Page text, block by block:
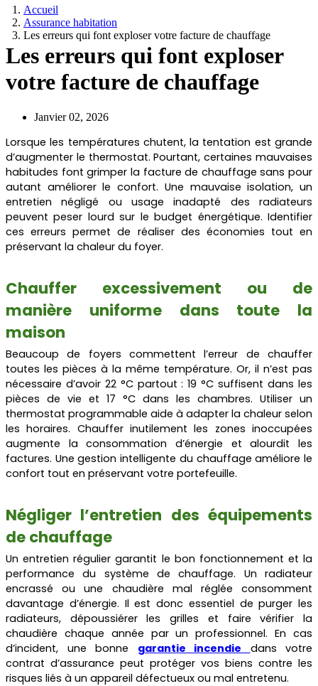
Accueil
Assurance habitation
Les erreurs qui font exploser votre facture de chauffage
Les erreurs qui font exploser
votre facture de chauffage
Janvier 02, 2026
Lorsque les températures chutent, la tentation est grande
d’augmenter le thermostat. Pourtant, certaines mauvaises
habitudes font grimper la facture de chauffage sans pour
autant améliorer le confort. Une mauvaise isolation, un
entretien négligé ou usage inadapté des radiateurs
peuvent peser lourd sur le budget énergétique. Identifier
ces erreurs permet de réaliser des économies tout en
préservant la chaleur du foyer.
Chauffer excessivement ou de
manière uniforme dans toute la
maison
Beaucoup de foyers commettent l’erreur de chauffer
toutes les pièces à la même température. Or, il n’est pas
nécessaire d’avoir 22 °C partout : 19 °C suffisent dans les
pièces de vie et 17 °C dans les chambres. Utiliser un
thermostat programmable aide à adapter la chaleur selon
les horaires. Chauffer inutilement les zones inoccupées
augmente la consommation d’énergie et alourdit les
factures. Une gestion intelligente du chauffage améliore le
confort tout en préservant votre portefeuille.
Négliger l’entretien des équipements
de chauffage
Un entretien régulier garantit le bon fonctionnement et la
performance du système de chauffage. Un radiateur
encrassé ou une chaudière mal réglée consomment
davantage d’énergie. Il est donc essentiel de purger les
radiateurs, dépoussiérer les grilles et faire vérifier la
chaudière chaque année par un professionnel. En cas
d’incident, une bonne
garantie incendie
dans votre
contrat d’assurance peut protéger vos biens contre les
risques liés à un appareil défectueux ou mal entretenu.